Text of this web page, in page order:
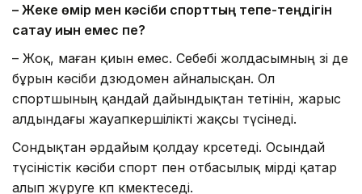
– Жеке өмір мен кәсіби спорттың тепе-теңдігін
сақтау қиын емес пе?
– Жоқ, маған қиын емес. Себебі жолдасымның өзі де
бұрын кәсіби дзюдомен айналысқан. Ол
спортшының қандай дайындықтан өтетінін, жарыс
алдындағы жауапкершілікті жақсы түсінеді.
Сондықтан әрдайым қолдау көрсетеді. Осындай
түсіністік кәсіби спорт пен отбасылық өмірді қатар
алып жүруге көп көмектеседі.